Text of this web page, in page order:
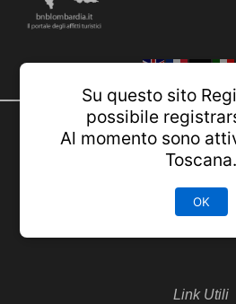
Lombardia
Link Utili
Su questo sito
possibile
Al momento sono
Toscana.
OK